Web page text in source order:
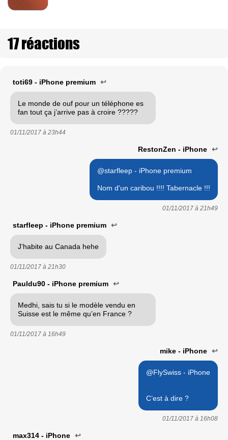
17 réactions
toti69 - iPhone premium ↩
Le monde de ouf pour un téléphone es
fan tout ça j’arrive pas à croire ?????
01/11/2017 à 23h44
RestonZen - iPhone ↩
@starfleep - iPhone premium
Nom d'un caribou !!!! Tabernacle !!!
01/11/2017 à 21h49
starfleep - iPhone premium ↩
J’habite au Canada hehe
01/11/2017 à 21h30
Pauldu90 - iPhone premium ↩
Medhi, sais tu si le modèle vendu en
Suisse est le même qu’en France ?
01/11/2017 à 16h49
mike - iPhone ↩
@FlySwiss - iPhone
C’est à dire ?
01/11/2017 à 16h08
max314 - iPhone ↩